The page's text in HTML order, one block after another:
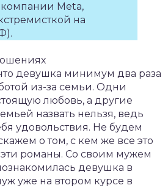
Meta,
на
девушка минимум два раза
из-за семьи. Одни
любовь, а другие
назвать нельзя, ведь
удовольствия. Не будем
о том, с кем же все это
романы. Со своим мужем
девушка в
уже на втором курсе в